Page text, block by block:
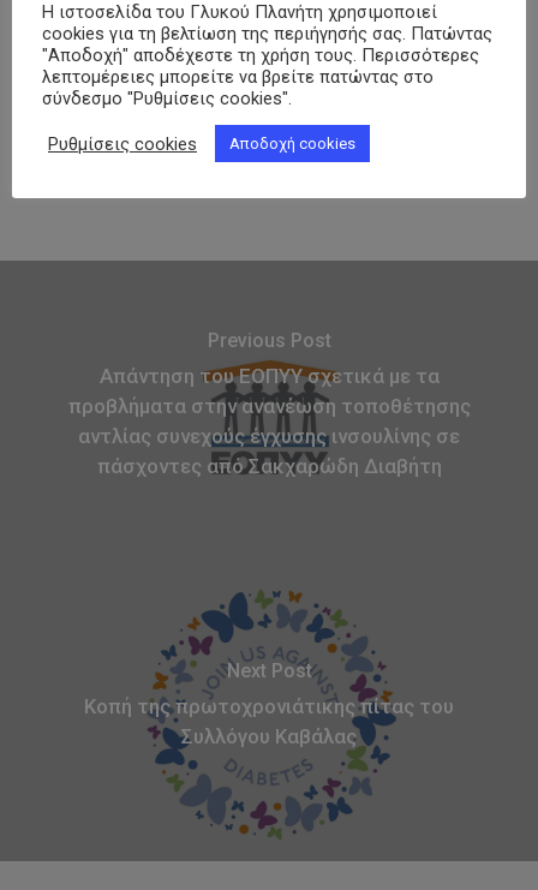
150 χρόνια Lilly και 32 χρόνια
Φαρμασέρβ-Λίλλυ: Eπετειακή
εκδήλωση – Εκπροσωπήθηκε και η
ΠΟΣΣΑΣΔΙΑ
26 Ιουνίου, 2026
Previous Post
Απάντηση του ΕΟΠΥΥ σχετικά με τα
προβλήματα στην ανανέωση τοποθέτησης
αντλίας συνεχούς έγχυσης ινσουλίνης σε
πάσχοντες από Σακχαρώδη Διαβήτη
Next Post
Κοπή της πρωτοχρονιάτικης πίτας του
Συλλόγου Καβάλας
Η ιστοσελίδα του Γλυκού Πλανήτη χρησιμοποιεί
cookies για τη βελτίωση της περιήγησής σας. Πατώντας
"Αποδοχή" αποδέχεστε τη χρήση τους. Περισσότερες
λεπτομέρειες μπορείτε να βρείτε πατώντας στο
σύνδεσμο "Ρυθμίσεις cookies".
Ρυθμίσεις cookies Αποδοχή cookies